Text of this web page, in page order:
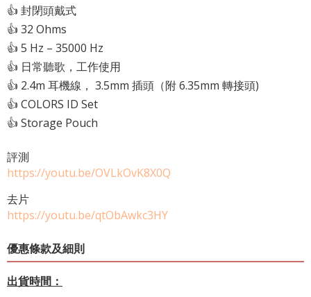
👍 封閉頭戴式
👍 32 Ohms
👍 5 Hz – 35000 Hz
👍 日常聽歌，工作使用
👍 2.4m 耳機線， 3.5mm 插頭（附 6.35mm 轉接頭)
👍 COLORS ID Set
👍 Storage Pouch
評測
https://youtu.be/OVLkOvK8X0Q
去片
https://youtu.be/qtObAwkc3HY
優惠條款及細則
出貨時間：